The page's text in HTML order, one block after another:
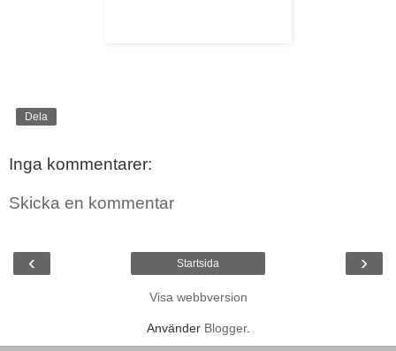
Dela
Inga kommentarer:
Skicka en kommentar
‹ ›
Startsida
Visa webbversion
Använder Blogger.